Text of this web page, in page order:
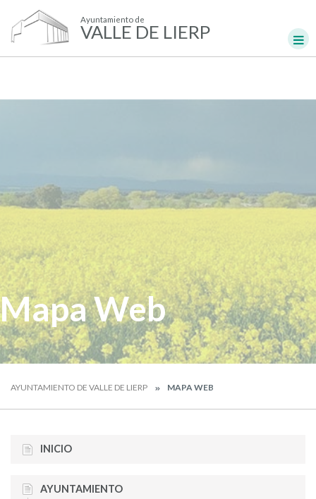
Ayuntamiento de
VALLE DE LIERP
Mapa Web
AYUNTAMIENTO DE VALLE DE LIERP MAPA WEB
INICIO
AYUNTAMIENTO